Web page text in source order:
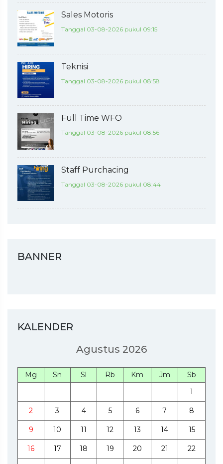
Sales Motoris
Tanggal 03-08-2026 pukul 09:15
Teknisi
Tanggal 03-08-2026 pukul 08:58
Full Time WFO
Tanggal 03-08-2026 pukul 08:56
Staff Purchacing
Tanggal 03-08-2026 pukul 08:44
BANNER
KALENDER
Agustus 2026
Mg Sn Sl Rb Km Jm
Sb
1
2 3 4 5 6 7 8
9 10 11 12 13 14 15
16 17 18 19 20 21 22